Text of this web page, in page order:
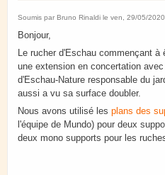
Soumis par Bruno Rinaldi le ven, 29/05/
Bonjour,
Le rucher d'Eschau commençant
une extension en concertation
d'Eschau-Nature responsable du
aussi a vu sa surface doubler.
Nous avons utilisé les plans des
l'équipe de Mundo) pour deux
deux mono supports pour les